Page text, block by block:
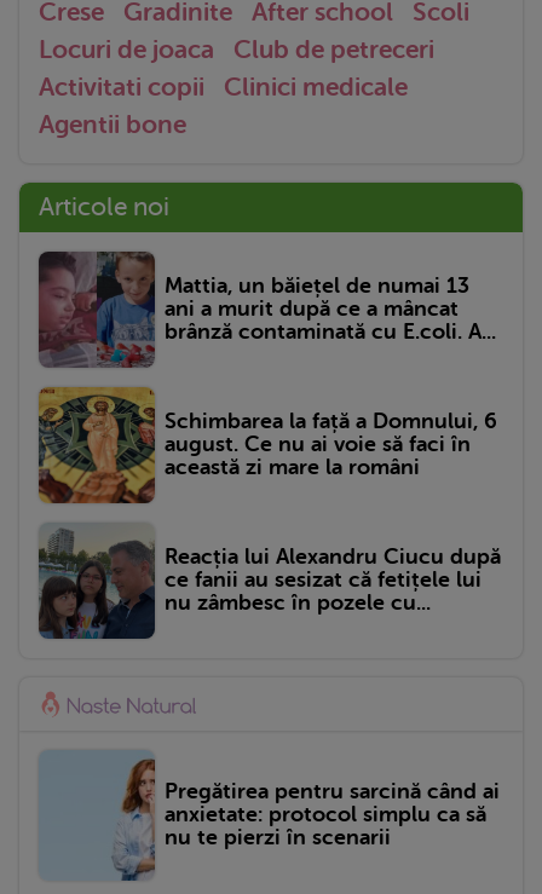
Crese Gradinite After school
Scoli
Locuri de joaca
Club de petreceri
Activitati copii
Clinici medicale
Agentii bone
Articole noi
Mattia, un băiețel de numai 13
ani a murit după ce a mâncat
brânză contaminată cu E.coli. A...
Schimbarea la față a Domnului, 6
august. Ce nu ai voie să faci în
această zi mare la români
Reacția lui Alexandru Ciucu după
ce fanii au sesizat că fetițele lui
nu zâmbesc în pozele cu...
Pregătirea pentru sarcină când ai
anxietate: protocol simplu ca să
nu te pierzi în scenarii